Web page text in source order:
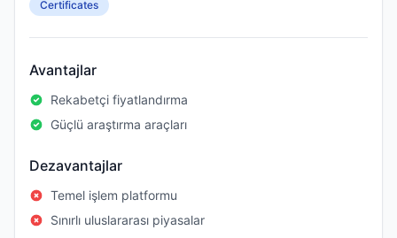
Certificates
Avantajlar
Rekabetçi fiyatlandırma
Güçlü araştırma araçları
Dezavantajlar
Temel işlem platformu
Sınırlı uluslararası piyasalar